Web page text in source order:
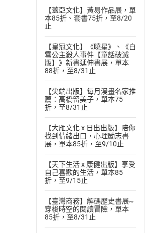
【蓋亞文化】黃易作品展，單
本85折、套書75折，至8/20
止
【皇冠文化】《曉星》、《白
雪公主殺人事件【童話破滅
版】》新書延伸書展，單本
88折，至8/31止
【尖端出版】每月漫畫名家推
薦：高橋留美子，單本75
折，至8/31止
【大雁文化 x 日出出版】陪你
找到情緒出口，心理勵志書
展，單本85折，至9/10止
【天下生活 x 康健出版】享受
自己喜歡的生活，單本85
折，至9/15止
【臺灣商務】解碼歷史書展~
穿梭時空的閱讀冒險，單本
85折，至8/31止